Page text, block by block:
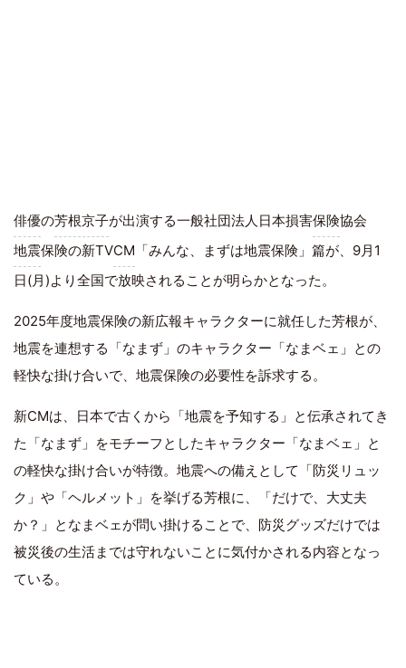
俳優の芳根京子が出演する一般社団法人日本損害保険協会
地震保険の新TVCM 「みんな、まずは地震保険」篇が、9月1
日(月)より全国で放映されることが明らかとなった。
2025年度地震保険の新広報キャラクターに就任した芳根が、
地震を連想する「なまず」のキャラクター「なまベェ」との
軽快な掛け合いで、地震保険の必要性を訴求する。
新CMは、日本で古くから「地震を予知する」と伝承されてき
た「なまず」をモチーフとしたキャラクター「なまベェ」と
の軽快な掛け合いが特徴。地震への備えとして「防災リュッ
ク」や「ヘルメット」を挙げる芳根に、「だけで、大丈夫
か？」となまベェが問い掛けることで、防災グッズだけでは
被災後の生活までは守れないことに気付かされる内容となっ
ている。